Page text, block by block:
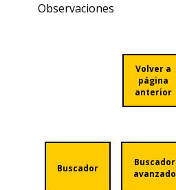
Observaciones
Volver a
página
anterior
Buscador
Buscador
avanzado